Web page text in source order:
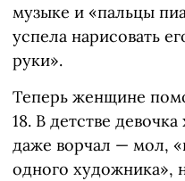
музыке и «пальцы
успела нарисовать
руки».
Теперь женщине
18. В детстве
даже ворчал — мол,
одного художника»,